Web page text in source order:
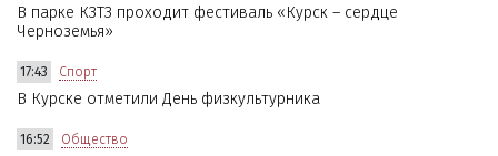
В парке КЗТЗ проходит фестиваль «Курск – сердце
Черноземья»
17:43 Спорт
В Курске отметили День физкультурника
16:52 Общество